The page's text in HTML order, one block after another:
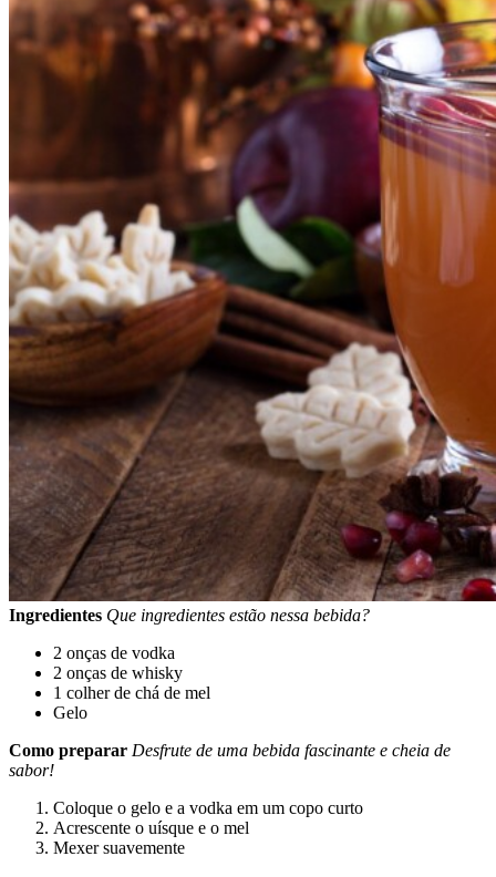
Ingredientes Que ingredientes estão nessa bebida?
2 onças de vodka
2 onças de whisky
1 colher de chá de mel
Gelo
Como preparar Desfrute de uma bebida fascinante e cheia de
sabor!
Coloque o gelo e a vodka em um copo curto
Acrescente o uísque e o mel
Mexer suavemente